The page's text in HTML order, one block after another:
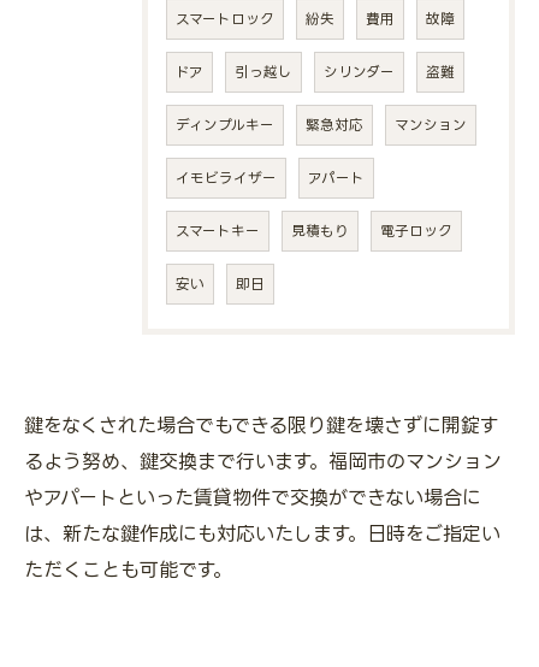
スマートロック 紛失 費用 故障
ドア 引っ越し シリンダー 盗難
ディンプルキー 緊急対応 マンション
イモビライザー アパート
スマートキー 見積もり 電子ロック
安い 即日
鍵をなくされた場合でもできる限り鍵を壊さずに開錠す
るよう努め、鍵交換まで行います。福岡市のマンション
やアパートといった賃貸物件で交換ができない場合に
は、新たな鍵作成にも対応いたします。日時をご指定い
ただくことも可能です。